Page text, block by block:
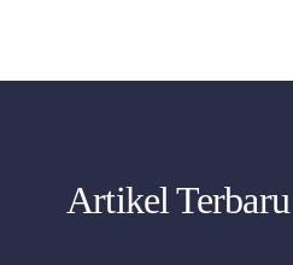
Artikel Terbaru